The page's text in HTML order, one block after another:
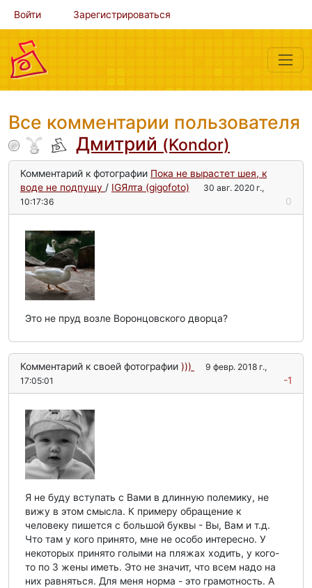
Войти Зарегистрироваться
Все комментарии пользователя
Дмитрий (Kondor)
Комментарий к фотографии Пока не вырастет шея, к
воде не подпущу / IGЯлта (gigofoto)
30 авг. 2020 г.,
10:17:36
0
Это не пруд возле Воронцовского дворца?
Комментарий к своей фотографии )))
9 февр. 2018 г.,
17:05:01
-1
Я не буду вступать с Вами в длинную полемику, не
вижу в этом смысла. К примеру обращение к
человеку пишется с большой буквы - Вы, Вам и т.д.
Что там у кого принято, мне не особо интересно. У
некоторых принято голыми на пляжах ходить, у кого-
то по 3 жены иметь. Это не значит, что всем надо на
них равняться. Для меня норма - это грамотность. А